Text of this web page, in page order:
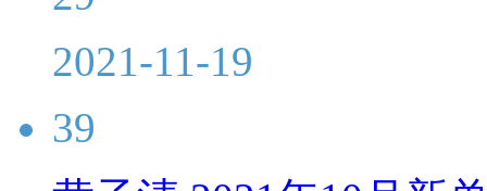
2021-11-19
39